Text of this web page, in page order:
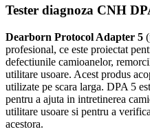
Tester diagnoza CNH
Dearborn Protocol Adapter 5
profesional, ce este proiectat
defectiunile camioanelor,
utilitare usoare. Acest produs
utilizate pe scara larga. DPA 5
pentru a ajuta in intretinerea
utilitare usoare si pentru a
acestora.